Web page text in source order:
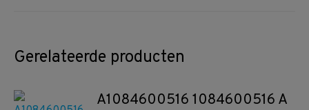
Gerelateerde producten
A1084600516 1084600516 A